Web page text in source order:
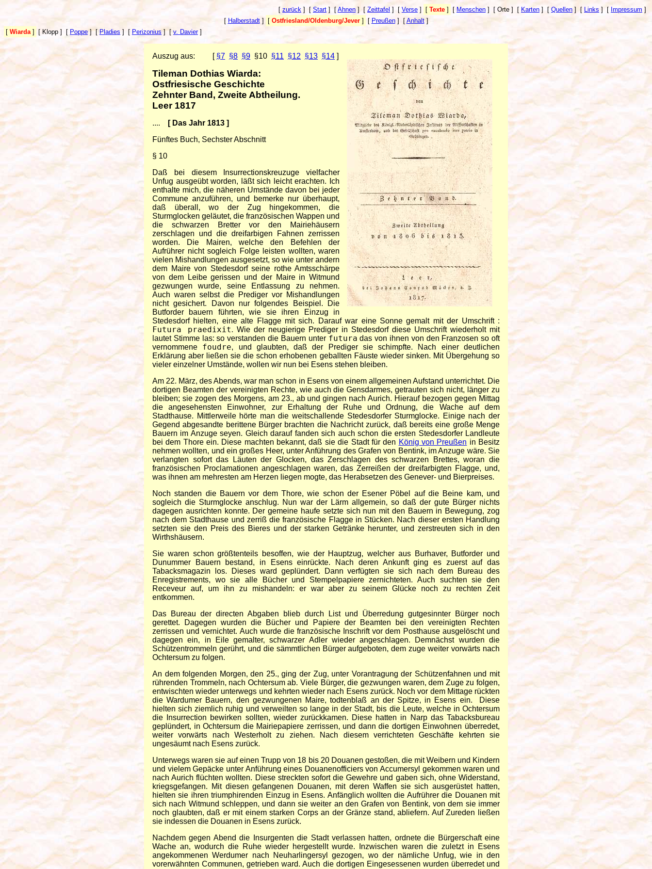
[ zurück ] [ Start ] [ Ahnen ] [ Zeittafel ] [ Verse ] [ Texte ] [ Menschen ] [ Orte ] [ Karten ] [ Quellen ] [ Links ] [ Impressum ]
[ Halberstadt] [ Ostfriesland/Oldenburg/Jever] [ Preußen] [ Anhalt]
[ Wiarda] [ Klopp ] [ Poppe] [ Pladies ] [ Perizonius] [ v. Davier]
Auszug aus: [ §7 §8 §9 §10 §11 §12 §13 §14 ]
Tileman Dothias Wiarda:
Ostfriesische Geschichte
Zehnter Band, Zweite Abtheilung.
Leer 1817
....
[ Das Jahr 1813 ]
Fünftes Buch, Sechster Abschnitt
§ 10
Daß bei diesem Insurrectionskreuzuge vielfacher
Unfug ausgeübt worden, läßt sich leicht erachten. Ich
enthalte mich, die näheren Umstände davon bei jeder
Commune anzuführen, und bemerke nur überhaupt,
daß überall, wo der Zug hingekommen, die
Sturmglocken geläutet, die französischen Wappen und
die schwarzen Bretter vor den Mairiehäusern
zerschlagen und die dreifarbigen Fahnen zerrissen
worden. Die Mairen, welche den Befehlen der
Aufrührer nicht sogleich Folge leisten wollten, waren
vielen Mishandlungen ausgesetzt, so wie unter andern
dem Maire von Stedesdorf seine rothe Amtsschärpe
von dem Leibe gerissen und der Maire in Witmund
gezwungen wurde, seine Entlassung zu nehmen.
Auch waren selbst die Prediger vor Mishandlungen
nicht gesichert. Davon nur folgendes Beispiel. Die
Butforder bauern führten, wie sie ihren Einzug in
Stedesdorf hielten, eine alte Flagge mit sich. Darauf war eine Sonne gemalt mit der Umschrift :
Futura praedixit. Wie der neugierige Prediger in Stedesdorf diese Umschrift wiederholt mit
lautet Stimme las: so verstanden die Bauern unter futura das von ihnen von den Franzosen so oft
vernommene
foudre, und glaubten, daß der Prediger sie schimpfte. Nach einer deutlichen
Erklärung aber ließen sie die schon erhobenen geballten Fäuste wieder sinken. Mit Übergehung so
vieler einzelner Umstände, wollen wir nun bei Esens stehen bleiben.
Am 22. März, des Abends, war man schon in Esens von einem allgemeinen Aufstand unterrichtet. Die
dortigen Beamten der vereinigten Rechte, wie auch die Gensdarmes, getrauten sich nicht, länger zu
bleiben; sie zogen des Morgens, am 23., ab und gingen nach Aurich. Hierauf bezogen gegen Mittag
die angesehensten Einwohner, zur Erhaltung der Ruhe und Ordnung, die Wache auf dem
Stadthause. Mittlerweile hörte man die weitschallende Stedesdorfer Sturmglocke. Einige nach der
Gegend abgesandte berittene Bürger brachten die Nachricht zurück, daß bereits eine große Menge
Bauern im Anzuge seyen. Gleich darauf fanden sich auch schon die ersten Stedesdorfer Landleute
bei dem Thore ein. Diese machten bekannt, daß sie die Stadt für den König von Preußen in Besitz
nehmen wollten, und ein großes Heer, unter Anführung des Grafen von Bentink, im Anzuge wäre. Sie
verlangten sofort das Läuten der Glocken, das Zerschlagen des schwarzen Brettes, woran die
französischen Proclamationen angeschlagen waren, das Zerreißen der dreifarbigten Flagge, und,
was ihnen am mehresten am Herzen liegen mogte, das Herabsetzen des Genever- und Bierpreises.
Noch standen die Bauern vor dem Thore, wie schon der Esener Pöbel auf die Beine kam, und
sogleich die Sturmglocke anschlug. Nun war der Lärm allgemein, so daß der gute Bürger nichts
dagegen ausrichten konnte. Der gemeine haufe setzte sich nun mit den Bauern in Bewegung, zog
nach dem Stadthause und zerriß die französische Flagge in Stücken. Nach dieser ersten Handlung
setzten sie den Preis des Bieres und der starken Getränke herunter, und zerstreuten sich in den
Wirthshäusern.
Sie waren schon größtenteils besoffen, wie der Hauptzug, welcher aus Burhaver, Butforder und
Dunummer Bauern bestand, in Esens einrückte. Nach deren Ankunft ging es zuerst auf das
Tabacksmagazin los. Dieses ward geplündert. Dann verfügten sie sich nach dem Bureau des
Enregistrements, wo sie alle Bücher und Stempelpapiere zernichteten. Auch suchten sie den
Receveur auf, um ihn zu mishandeln: er war aber zu seinem Glücke noch zu rechten Zeit
entkommen.
Das Bureau der directen Abgaben blieb durch List und Überredung gutgesinnter Bürger noch
gerettet. Dagegen wurden die Bücher und Papiere der Beamten bei den vereinigten Rechten
zerrissen und vernichtet. Auch wurde die französische Inschrift vor dem Posthause ausgelöscht und
dagegen ein, in Eile gemalter, schwarzer Adler wieder angeschlagen. Demnächst wurden die
Schützentrommeln gerührt, und die sämmtlichen Bürger aufgeboten, dem zuge weiter vorwärts nach
Ochtersum zu folgen.
An dem folgenden Morgen, den 25., ging der Zug, unter Vorantragung der Schützenfahnen und mit
rührenden Trommeln, nach Ochtersum ab. Viele Bürger, die gezwungen waren, dem Zuge zu folgen,
entwischten wieder unterwegs und kehrten wieder nach Esens zurück. Noch vor dem Mittage rückten
die Wardumer Bauern, den gezwungenen Maire, todtenblaß an der Spitze, in Esens ein. Diese
hielten sich ziemlich ruhig und verweilten so lange in der Stadt, bis die Leute, welche in Ochtersum
die Insurrection bewirken sollten, wieder zurückkamen. Diese hatten in Narp das Tabacksbureau
geplündert, in Ochtersum die Mairiepapiere zerrissen, und dann die dortigen Einwohnen überredet,
weiter vorwärts nach Westerholt zu ziehen. Nach diesem verrichteten Geschäfte kehrten sie
ungesäumt nach Esens zurück.
Unterwegs waren sie auf einen Trupp von 18 bis 20 Douanen gestoßen, die mit Weibern und Kindern
und vielem Gepäcke unter Anführung eines Douanenofficiers von Accumersyl gekommen waren und
nach Aurich flüchten wollten. Diese streckten sofort die Gewehre und gaben sich, ohne Widerstand,
kriegsgefangen. Mit diesen gefangenen Douanen, mit deren Waffen sie sich ausgerüstet hatten,
hielten sie ihren triumphirenden Einzug in Esens. Anfänglich wollten die Aufrührer die Douanen mit
sich nach Witmund schleppen, und dann sie weiter an den Grafen von Bentink, von dem sie immer
noch glaubten, daß er mit einem starken Corps an der Gränze stand, abliefern. Auf Zureden ließen
sie indessen die Douanen in Esens zurück.
Nachdem gegen Abend die Insurgenten die Stadt verlassen hatten, ordnete die Bürgerschaft eine
Wache an, wodurch die Ruhe wieder hergestellt wurde. Inzwischen waren die zuletzt in Esens
angekommenen Werdumer nach Neuharlingersyl gezogen, wo der nämliche Unfug, wie in den
vorerwähnten Communen, getrieben ward. Auch die dortigen Eingesessenen wurden überredet und